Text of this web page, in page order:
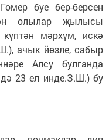
буе бер-берсен
олылар җылысы
мәрхүм, искә
ачык йөзле, сабыр
Алсу булганда
23 ел инде.З.Ш.) бу